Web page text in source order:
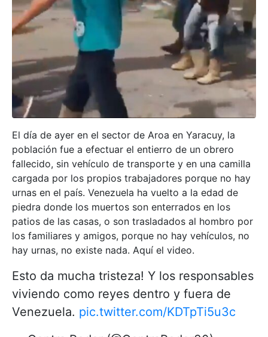
El día de ayer en el sector de Aroa en Yaracuy, la
población fue a efectuar el entierro de un obrero
fallecido, sin vehículo de transporte y en una camilla
cargada por los propios trabajadores porque no hay
urnas en el país. Venezuela ha vuelto a la edad de
piedra donde los muertos son enterrados en los
patios de las casas, o son trasladados al hombro por
los familiares y amigos, porque no hay vehículos, no
hay urnas, no existe nada. Aquí el video.
Esto da mucha tristeza! Y los responsables
viviendo como reyes dentro y fuera de
Venezuela. pic.twitter.com/KDTpTi5u3c